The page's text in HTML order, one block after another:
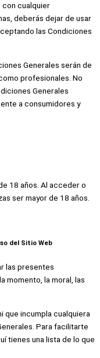
con cualquier
deberás dejar de usar
las Condiciones
Generales serán de
profesionales. No
Generales
a consumidores y
18 años. Al acceder o
ser mayor de 18 años.
del Sitio Web
las presentes
momento, la moral, las
que incumpla cualquiera
Para facilitarte
tienes una lista de lo que